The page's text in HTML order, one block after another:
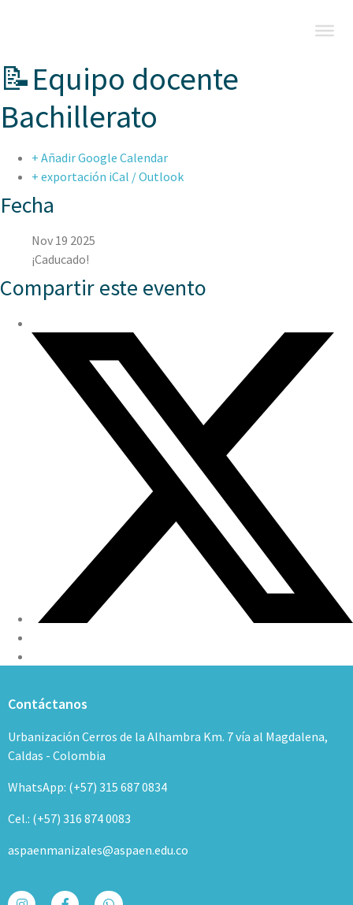
📝Equipo docente
Bachillerato
+ Añadir Google Calendar
+ exportación iCal / Outlook
Fecha
Nov 19 2025
¡Caducado!
Compartir este evento
Contáctanos
Urbanización Cerros de la Alhambra Km. 7 vía al Magdalena,
Caldas - Colombia
WhatsApp: (+57) 315 687 0834
Cel.: (+57) 316 874 0083
aspaenmanizales@aspaen.edu.co